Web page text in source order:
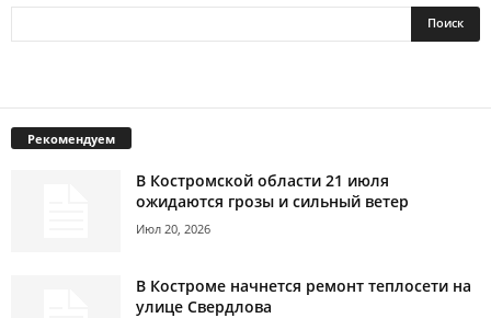
Рекомендуем
В Костромской области 21 июля
ожидаются грозы и сильный ветер
Июл 20, 2026
В Костроме начнется ремонт теплосети на
улице Свердлова